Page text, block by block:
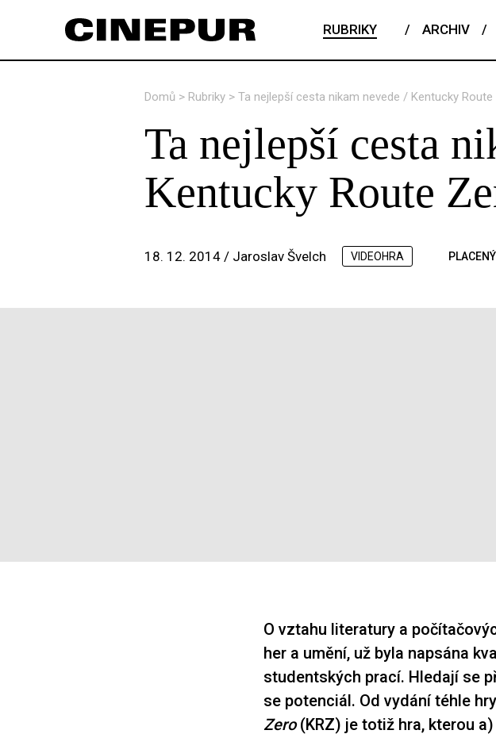
RUBRIKY / ARCHIV /
Domů > Rubriky > Ta nejlepší cesta nikam nevede / Kentucky
Ta nejlepší cesta
Kentucky Route
18. 12. 2014 / Jaroslav Švelch VIDEOHRA PLACENÝ
O vztahu literatury a
her a umění, už byla napsána
studentských prací. Hledají se
se potenciál. Od vydání téhle
Zero(KRZ) je totiž hra, kterou